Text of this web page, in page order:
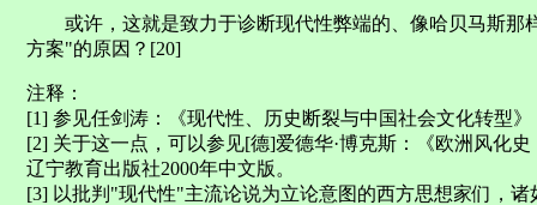
或许，这就是致力于诊断现代性弊端的、像哈贝马斯那
方案"的原因？[20]
注释：
[1] 参见任剑涛：《现代性、历史断裂与中国社会文化转型
[2] 关于这一点，可以参见[德]爱德华·博克斯：《欧洲风化
辽宁教育出版社2000年中文版。
[3] 以批判"现代性"主流论说为立论意图的西方思想家们，诸